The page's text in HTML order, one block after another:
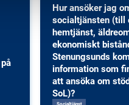
Hur ansöker jag
socialtjänsten (till
hemtjänst,
ekonomiskt
Stenungsunds
information som
att ansöka om
SoL)?
Socialtjänst